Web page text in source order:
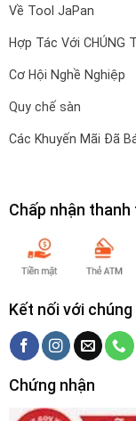
Về Tool JaPan
Hợp Tác Với CHÚNG
Cơ Hội Nghề Nghiệp
Quy chế sàn
Các Khuyến Mãi Đã
Chấp nhận thanh
Kết nối với
Chứng nhận